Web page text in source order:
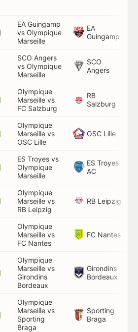
EA Guingamp
vs Olympique
Marseille
EA
Guingamp
SCO Angers
vs Olympique
Marseille
SCO
Angers
Olympique
Marseille vs
FC Salzburg
RB
Salzburg
Olympique
Marseille vs
OSC Lille
OSC Lille
ES Troyes vs
Olympique
Marseille
ES Troyes
AC
Olympique
Marseille vs
RB Leipzig
RB Leipzig
Olympique
Marseille vs
FC Nantes
FC Nantes
Olympique
Marseille vs
Girondins
Bordeaux
Girondins
Bordeaux
Olympique
Marseille vs
Sporting
Braga
Sporting
Braga